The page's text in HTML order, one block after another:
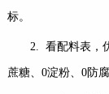
标。
2. 看配料表，
蔗糖、0淀粉、0防